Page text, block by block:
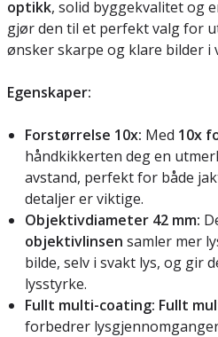
optikk, solid byggekvalitet og
gjør den til et perfekt valg for
ønsker skarpe og klare bilder i
Egenskaper:
Forstørrelse 10x: Med 10x
håndkikkerten deg en
avstand, perfekt for både
detaljer er viktige.
Objektivdiameter 42 mm:
objektivlinsen samler mer
bilde, selv i svakt lys, og gir
lysstyrke.
Fullt multi-coating: Fullt
forbedrer